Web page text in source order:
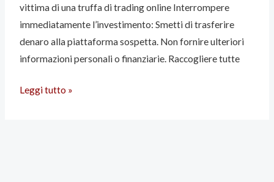
vittima di una truffa di trading online Interrompere
immediatamente l’investimento: Smetti di trasferire
denaro alla piattaforma sospetta. Non fornire ulteriori
informazioni personali o finanziarie. Raccogliere tutte
Truffe
sul
trading
truffe
Leggi tutto »